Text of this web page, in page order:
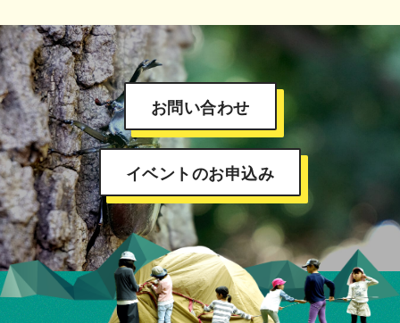
お問い合わせ
イベントのお申込み